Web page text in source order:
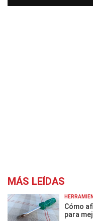
MÁS LEÍDAS
Cómo
para